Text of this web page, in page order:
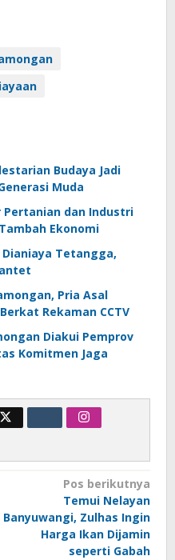
Budaya Jadi
Muda
Pertanian dan Industri
Ekonomi
Tetangga,
Pria Asal
Rekaman CCTV
Diakui Pemprov
Komitmen Jaga
Pos berikutnya
Temui Nelayan
Banyuwangi, Zulhas Ingin
Harga Ikan Dijamin
seperti Gabah